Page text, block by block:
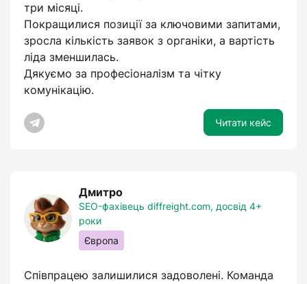
три місяці.
Покращилися позиції за ключовими запитами,
зросла кількість заявок з органіки, а вартість
ліда зменшилась.
Дякуємо за професіоналізм та чітку
комунікацію.
Читати кейс
Дмитро
SEO-фахівець diffreight.com, досвід 4+
роки
Європа
Співпрацею залишилися задоволені. Команда